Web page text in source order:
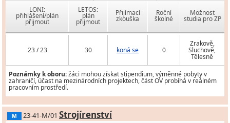
LONI:
přihlášení/plán
přijmout
LETOS:
plán
přijmout
Přijímací
zkouška
Roční
školné
Možnost
studia pro ZP
23 / 23 30 koná se 0
Zrakově,
Sluchově,
Tělesně
Poznámky k oboru:žáci mohou získat stipendium, výměnné pobyty v
zahraničí, účast na mezinárodních projektech, část OV probíhá v reálném
pracovním prostředí.
M 23-41-M/01 Strojírenství